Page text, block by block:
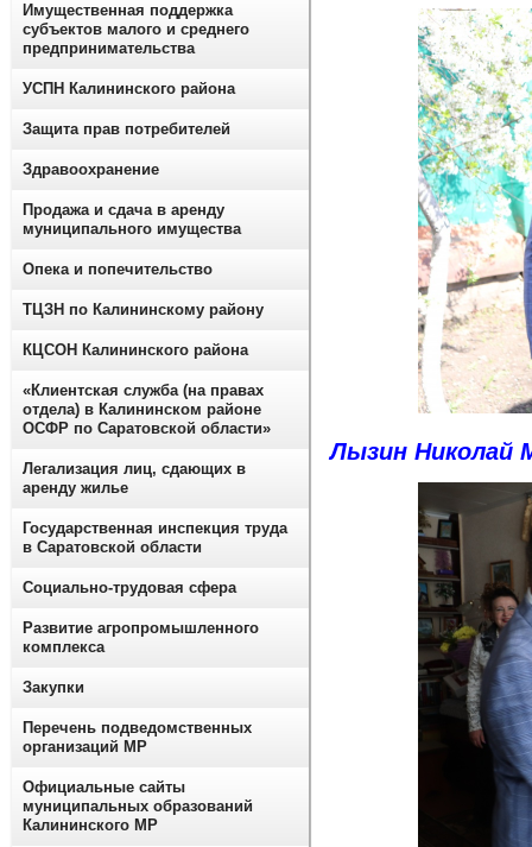
Лызин Николай
Имущественная поддержка
субъектов малого и среднего
предпринимательства
УСПН Калининского района
Защита прав потребителей
Здравоохранение
Продажа и сдача в аренду
муниципального имущества
Опека и попечительство
ТЦЗН по Калининскому району
КЦСОН Калининского района
«Клиентская служба (на правах
отдела) в Калининском районе
ОСФР по Саратовской области»
Легализация лиц, сдающих в
аренду жилье
Государственная инспекция труда
в Саратовской области
Социально-трудовая сфера
Развитие агропромышленного
комплекса
Закупки
Перечень подведомственных
организаций МР
Официальные сайты
муниципальных образований
Калининского МР